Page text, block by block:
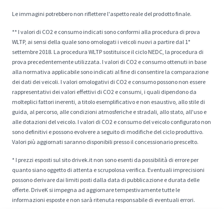
Le immagini potrebbero non riflettere l'aspetto reale del prodotto finale.
** I valori di CO2 e consumo indicati sono conformi alla procedura di prova
WLTP, ai sensi della quale sono omologati i veicoli nuovi a partire dal 1°
settembre 2018. La procedura WLTP sostituisce il ciclo NEDC, la procedura di
prova precedentemente utilizzata. I valori di CO2 e consumo ottenuti in base
alla normativa applicabile sono indicati al fine di consentire la comparazione
dei dati dei veicoli. I valori omologativi di CO2 e consumo possono non essere
rappresentativi dei valori effettivi di CO2 e consumi, i quali dipendono da
molteplici fattori inerenti, a titolo esemplificativo e non esaustivo, allo stile di
guida, al percorso, alle condizioni atmosferiche e stradali, allo stato, all'uso e
alle dotazioni del veicolo. I valori di CO2 e consumo del veicolo configurato non
sono definitivi e possono evolvere a seguito di modifiche del ciclo produttivo.
Valori più aggiornati saranno disponibili presso il concessionario prescelto.
* I prezzi esposti sul sito drivek.it non sono esenti da possibilità di errore per
quanto siano oggetto di attenta e scrupolosa verifica. Eventuali imprecisioni
possono derivare dai limiti posti dalla data di pubblicazione e durata delle
offerte. DriveK si impegna ad aggiornare tempestivamente tutte le
informazioni esposte e non sarà ritenuta responsabile di eventuali errori.